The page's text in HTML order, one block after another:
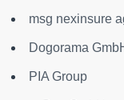
msg nexinsure
Dogorama
PIA Group